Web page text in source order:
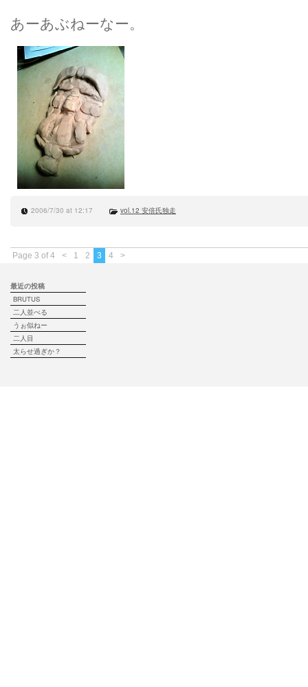
あーあぶねーなー。
2006/7/30 at 12:17 vol.12 安倍氏独走
Page 3 of 4 < 1 2 3 4 >
最近の投稿
BRUTUS
二人並べる
うぉ似ねー
二人目
太らせ過ぎか？